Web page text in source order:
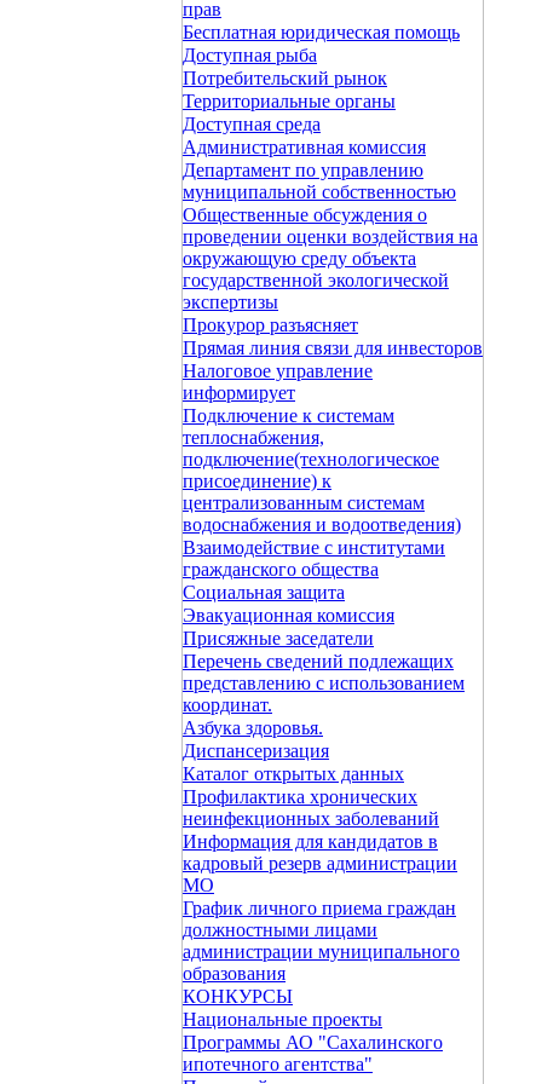
прав
Бесплатная юридическая помощь
Доступная рыба
Потребительский рынок
Территориальные органы
Доступная среда
Административная комиссия
Департамент по управлению
муниципальной собственностью
Общественные обсуждения о
проведении оценки воздействия на
окружающую среду объекта
государственной экологической
экспертизы
Прокурор разъясняет
Прямая линия связи для инвесторов
Налоговое управление
информирует
Подключение к системам
теплоснабжения,
подключение(технологическое
присоединение) к
централизованным системам
водоснабжения и водоотведения)
Взаимодействие с институтами
гражданского общества
Социальная защита
Эвакуационная комиссия
Присяжные заседатели
Перечень сведений подлежащих
представлению с использованием
координат.
Азбука здоровья.
Диспансеризация
Каталог открытых данных
Профилактика хронических
неинфекционных заболеваний
Информация для кандидатов в
кадровый резерв администрации
МО
График личного приема граждан
должностными лицами
администрации муниципального
образования
КОНКУРСЫ
Национальные проекты
Программы АО "Сахалинского
ипотечного агентства"